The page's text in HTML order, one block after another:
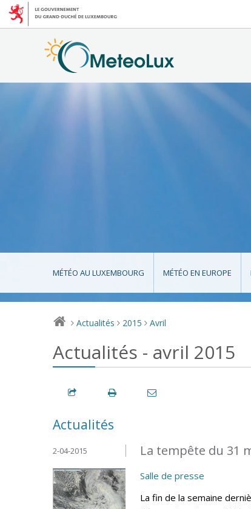
MÉTÉO AU LUXEMBOURG MÉTÉO EN EUROPE
> Actualités > 2015 > Avril
Actualités - avril 2015
Actualités
La tempête du 31
2-04-2015
Salle de presse
La fin de la semaine